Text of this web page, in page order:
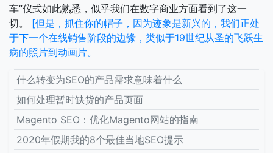
车”仪式如此熟悉，似乎我们在数字商业方面看到了这一
切。
[但是，抓住你的帽子，因为迹象是新兴的，我们正处
于下一个在线销售阶段的边缘，类似于19世纪从圣的飞跃生
病的照片到动画片。
什么转变为SEO的产品需求意味着什么
如何处理暂时缺货的产品页面
Magento SEO：优化Magento网站的指南
2020年假期我的8个最佳当地SEO提示